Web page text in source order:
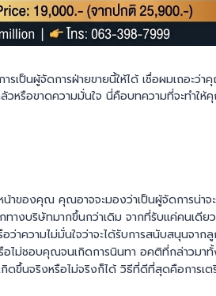
เป็นผู้จัดการฝ่ายขายนี้ให้ได้ เชื่อผมเถอะว่า
รือขาดความมั่นใจ นี่คือบทความที่จะทำให้
าของคุณ คุณอาจจะมองว่าเป็นผู้จัดการน่าจ
างบริษัทมากขึ้นกว่าเดิม จากที่รับแค่คนเดี
าความไม่มั่นใจว่าจะได้รับการสนับสนุนจา
อไม่ชอบคุณจนเกิดการนินทา อคติที่กล่าวม
ดขึ้นจริงหรือไม่จริงก็ได้ วิธีที่ดีที่สุดคือการเ